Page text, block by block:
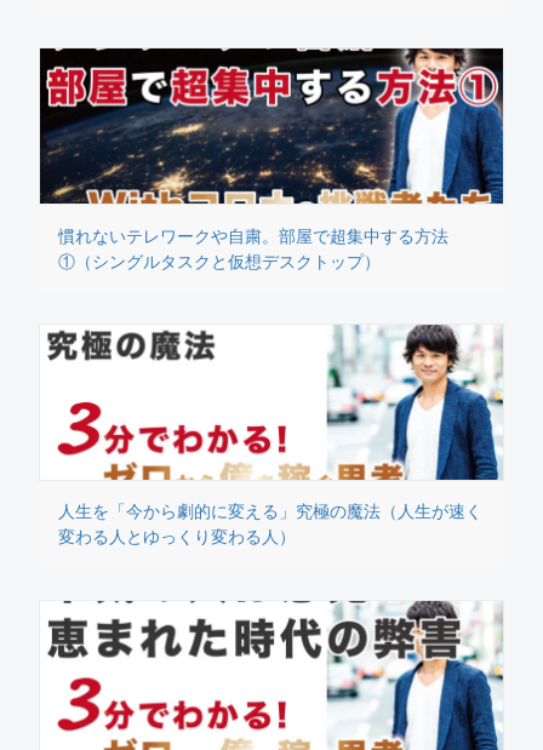
慣れないテレワークや自粛。部屋で超集中する方法
①（シングルタスクと仮想デスクトップ）
人生を「今から劇的に変える」究極の魔法（人生が速く
変わる人とゆっくり変わる人）